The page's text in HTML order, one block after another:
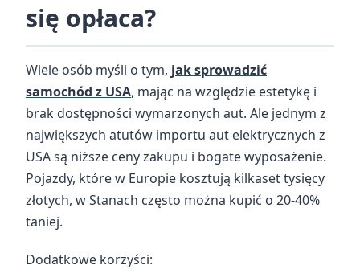
się opłaca?
Wiele osób myśli o tym, jak sprowadzić
samochód z USA, mając na względzie estetykę i
brak dostępności wymarzonych aut. Ale jednym z
największych atutów importu aut elektrycznych z
USA są niższe ceny zakupu i bogate wyposażenie.
Pojazdy, które w Europie kosztują kilkaset tysięcy
złotych, w Stanach często można kupić o 20-40%
taniej.
Dodatkowe korzyści: